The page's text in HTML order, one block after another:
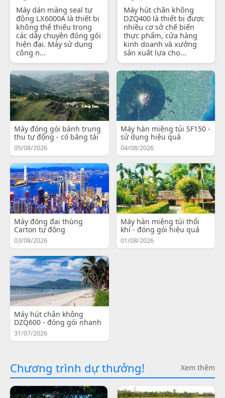
Máy dán màng seal tự
động LX6000A là thiết bị
không thể thiếu trong
các dây chuyền đóng gói
hiện đại. Máy sử dụng
công n...
Máy hút chân không
DZQ400 là thiết bị được
nhiều cơ sở chế biến
thực phẩm, cửa hàng
kinh doanh và xưởng
sản xuất lựa chọ...
Máy đóng gói bánh trung
thu tự động - có băng tải
05/08/2026
Máy hàn miệng túi SF150 -
sử dụng hiệu quả
04/08/2026
Máy đóng đai thùng
Carton tự động
03/08/2026
Máy hàn miệng túi thổi
khí - đóng gói hiệu quả
01/08/2026
Máy hút chân không
DZQ600 - đóng gói nhanh
31/07/2026
Chương trình dự thưởng! Xem thêm